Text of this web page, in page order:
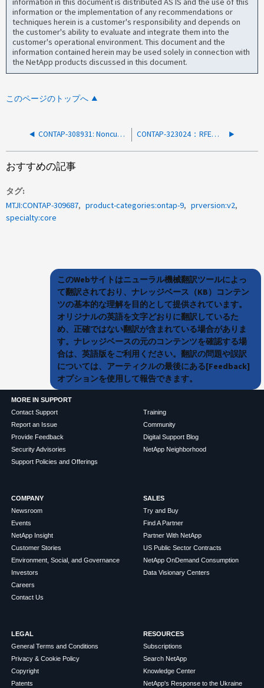
information or the implementation of any recommendations or
techniques herein is a customer's responsibility and depends on
the customer's ability to evaluate and integrate them into the
customer's operational environment. This document and the
information contained herein may be used solely in connection with
the NetApp products discussed in this document.
このページのトップへ
CONTAP-308931: NoncurrentVersionExpirationのILMルールが、現在のオブジェクトバージョンからの経過時間に基づいてバージョンを削除する CONTAP-323024：RFE：ユーザーがS3グループレベルでバケットアクセスを制限できるようにする
おすすめの記事
タグ
MTJI:CONTAP-309687
product-categories:ontap-9
prversion:v2
specialty:core
このWebサイトはニューラル機械翻訳ツールによっ
て翻訳されており、ナレッジベース（KB）コンテン
ツの基本的な理解を目的として提供されています。
オリジナルの英語を文字どおりに翻訳しているた
め、正確ではない翻訳が含まれている場合がありま
す。ナレッジベースの元のコンテンツを確認する場
合は、英語版をご利用ください。翻訳の問題や誤訳
については、アーティクルの最後にある[Feedback]
オプションを使用して報告できます。
MORE IN SUPPORT
Contact Support
Report an Issue
Provide Feedback
Security Advisories
Support Policies and Offerings
Training
Community
Digital Support Blog
NetApp Neighborhood
COMPANY
Newsroom
Events
NetApp Insight
Customer Stories
Environment, Social, and Governance
Investors
Careers
Contact Us
SALES
Try and Buy
Find A Partner
Partner With NetApp
US Public Sector Contracts
NetApp OnDemand Consumption
Data Visionary Centers
LEGAL
General Terms and Conditions
Privacy & Cookie Policy
Copyright
Patents
RESOURCES
Subscriptions
Search NetApp
Knowledge Center
NetApp's Response to the Ukraine